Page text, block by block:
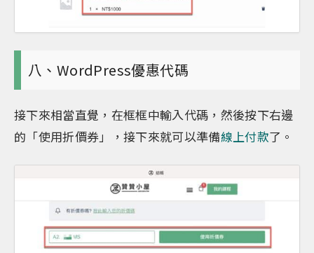
八、WordPress優惠代碼
接下來相當直覺，在框框中輸入代碼，然後按下右邊
的「使用折價券」，接下來就可以準備線上付款了。